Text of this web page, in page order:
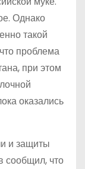
Однако
такой
проблема
при этом
оказались
и защиты
сообщил, что